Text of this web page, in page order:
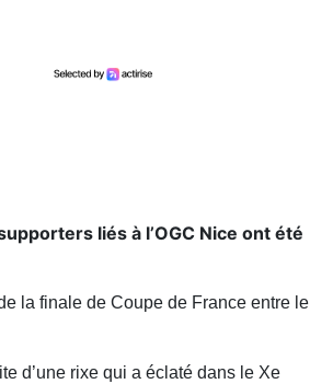
liés à l’OGC Nice ont été
la finale de Coupe de France entre le
d’une rixe qui a éclaté dans le Xe